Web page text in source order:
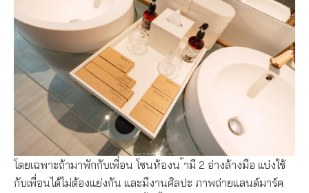
โดยเฉพาะถ้ามาพักกับเพื่อน โซนห้องน ้ามี 2 อ่างล้างมือ แบ่งใช้
กับเพื่อนได้ไม่ต้องแย่งกัน และมีงานศิลปะ ภาพถ่ายแลนด์มาร์ค